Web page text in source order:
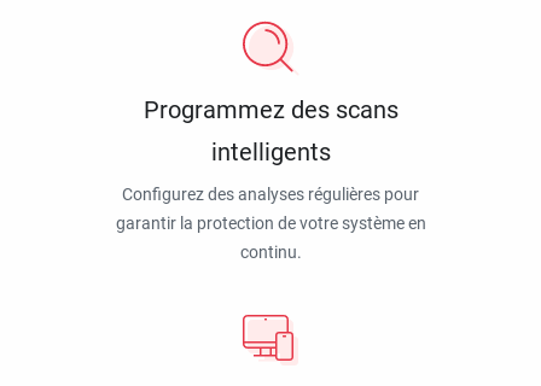
Programmez des scans
intelligents
Configurez des analyses régulières pour
garantir la protection de votre système en
continu.